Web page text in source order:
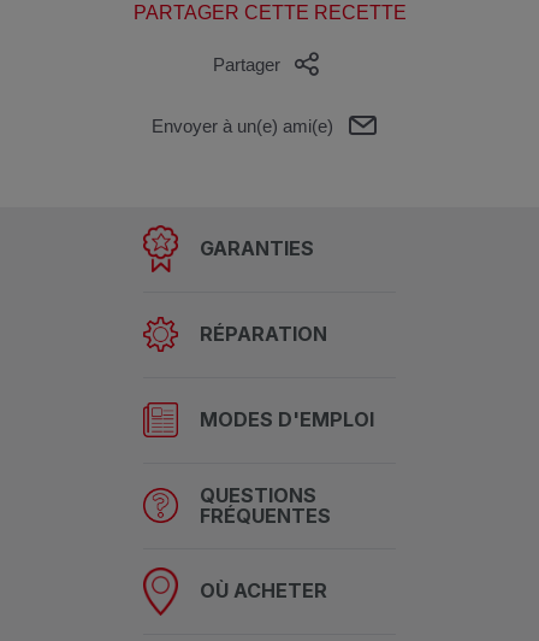
PARTAGER CETTE RECETTE
Partager
Envoyer à un(e) ami(e)
GARANTIES
RÉPARATION
MODES D'EMPLOI
QUESTIONS
FRÉQUENTES
OÙ ACHETER